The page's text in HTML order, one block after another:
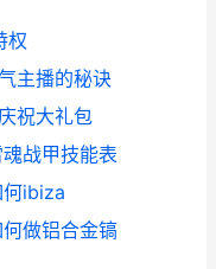
权
主播的秘诀
祝大礼包
战甲技能表
何ibiza
做铝合金镐